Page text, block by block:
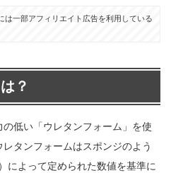
一部アフィリエイト広告を利用している
？
低い「ウレタンフォーム」を使
タンフォームはスポンジのよう
によって定められた数値を基準に